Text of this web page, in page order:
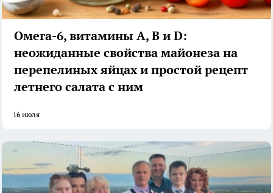
Омега-6, витамины А, В и D:
неожиданные свойства майонеза на
перепелиных яйцах и простой рецепт
летнего салата с ним
16 июля